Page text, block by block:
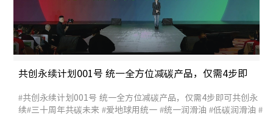
共创永续计划001号 统一全方位减碳产品，仅需4步即
#共创永续计划001号 统一全方位减碳产品，仅需4步即可共创永
续#三十周年共碳未来 #爱地球用统一 #统一润滑油 #低碳润滑油 #